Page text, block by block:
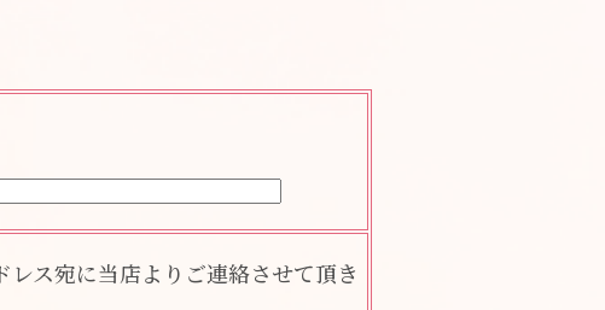
ス宛に当店よりご連絡させて頂き